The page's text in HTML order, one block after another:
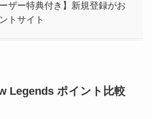
ーザー特典付き】新規登録がお
トサイト
Legends ポイント比較